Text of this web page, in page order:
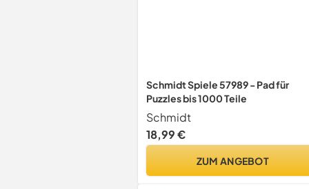
Schmidt Spiele 57989 - Pad für
Puzzles bis 1000 Teile
Schmidt
18,99 €
ZUM ANGEBOT